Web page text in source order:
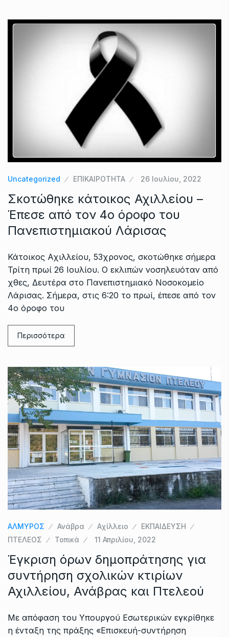
Uncategorized ΕΠΙΚΑΙΡΟΤΗΤΑ 26 Ιουλίου, 2022
Σκοτώθηκε κάτοικος Αχιλλείου –
Έπεσε από τον 4ο όροφο του
Πανεπιστημιακού Λάρισας
Κάτοικος Αχιλλείου, 53χρονος, σκοτώθηκε σήμερα
Τρίτη πρωί 26 Ιουλίου. Ο εκλιπών νοσηλευόταν από
χθες, Δευτέρα στο Πανεπιστημιακό Νοσοκομείο
Λάρισας. Σήμερα, στις 6:20 το πρωί, έπεσε από τον
4ο όροφο του
Περισσότερα
ΑΛΜΥΡΟΣ Ανάβρα Αχίλλειο
ΕΚΠΑΙΔΕΥΣΗ
ΠΤΕΛΕΟΣ
Τοπικά 11 Απριλίου, 2022
Έγκριση όρων δημοπράτησης για
συντήρηση σχολικών κτιρίων
Αχιλλείου, Ανάβρας και Πτελεού
Με απόφαση του Υπουργού Εσωτερικών εγκρίθηκε
η ένταξη της πράξης «Επισκευή-συντήρηση